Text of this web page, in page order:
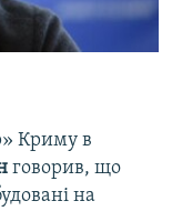
Криму в
говорив, що
на